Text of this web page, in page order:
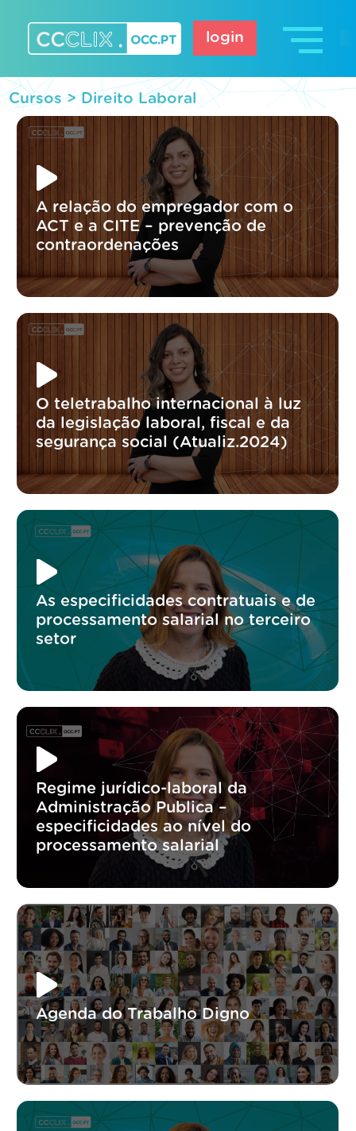
content
login
Cursos >Direito Laboral
A relação do empregador com o
ACT e a CITE – prevenção de
contraordenações
O teletrabalho internacional à luz
da legislação laboral, fiscal e da
segurança social (Atualiz.2024)
As especificidades contratuais e de
processamento salarial no terceiro
setor
Regime jurídico-laboral da
Administração Publica –
especificidades ao nível do
processamento salarial
Agenda do Trabalho Digno